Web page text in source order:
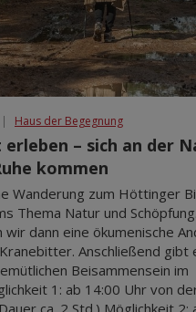
| Haus der Begegnung
erleben – sich an der
kommen
Wanderung zum Höttinger
Thema Natur und Schöpfung.
wir dann eine ökumenische
Anschließend gibt
Beisammensein im
1: ab 14:00 Uhr von